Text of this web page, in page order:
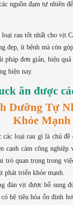
nguồn đạm tự nhiên
loại rau tốt nhất cho vịt
đẹp, ít bệnh mà còn
pháp đơn giản, hiệu quả
hiện nay.
ăn được
Dưỡng Tự
Khỏe Mạnh
các loại rau gì là chủ
cạnh cám công nghiệp
trò quan trọng trong
phát triển khỏe mạnh.
đàn vịt được bổ sung
hệ tiêu hóa ổn định